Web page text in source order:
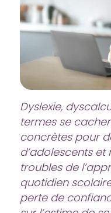
Dyslexie,
termes se
concrètes pour
d’adolescents et
troubles de
quotidien
perte de